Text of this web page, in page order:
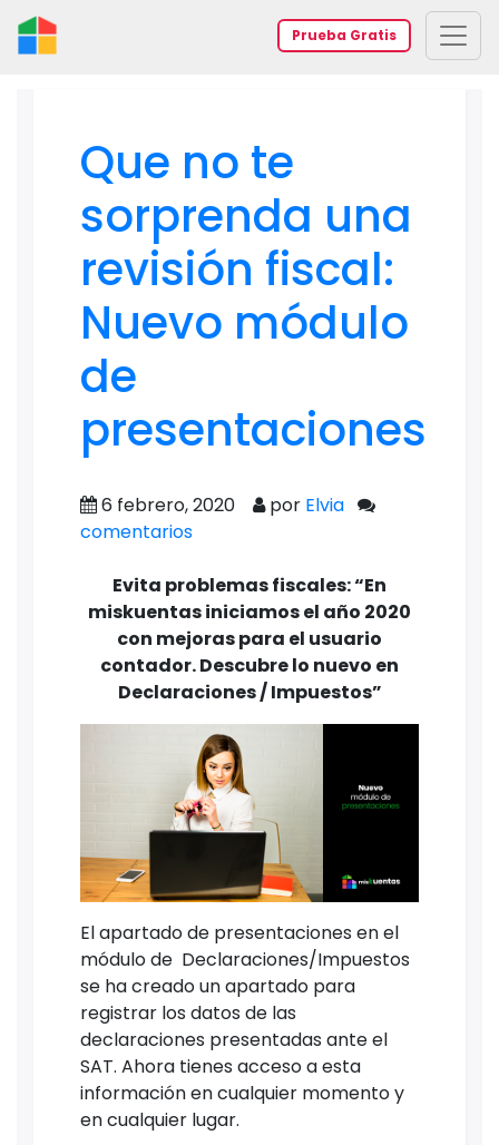
Prueba Gratis
Que no te
sorprenda una
revisión fiscal:
Nuevo módulo
de
presentaciones
6 febrero, 2020 por Elvia
comentarios
Evita problemas fiscales: “En
miskuentas iniciamos el año 2020
con mejoras para el usuario
contador. Descubre lo nuevo en
Declaraciones / Impuestos”
El apartado de presentaciones en el
módulo de Declaraciones/Impuestos
se ha creado un apartado para
registrar los datos de las
declaraciones presentadas ante el
SAT. Ahora tienes acceso a esta
información en cualquier momento y
en cualquier lugar.